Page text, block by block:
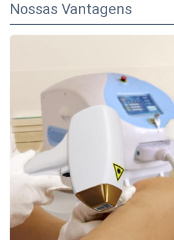
Nossas Vantagens